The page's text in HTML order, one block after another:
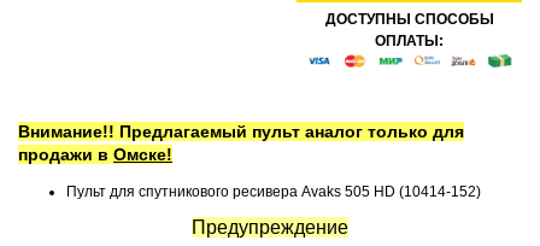
ДОСТУПНЫ СПОСОБЫ
ОПЛАТЫ:
Внимание!! Предлагаемый пульт аналог только для
продажи в Омске!
Пульт для спутникового ресивера Avaks 505 HD (10414-152)
Предупреждение